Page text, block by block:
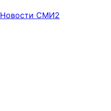
Новости СМИ2